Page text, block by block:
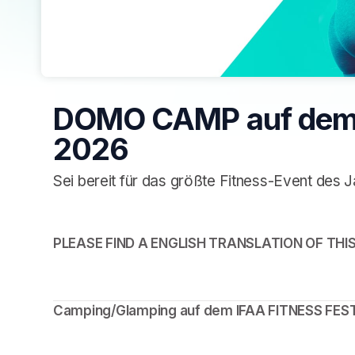
DOMO CAMP auf
2026
Sei bereit für das größte Fitness-Event des
PLEASE FIND A ENGLISH TRANSLATION OF
Camping/Glamping auf dem IFAA FITNESS